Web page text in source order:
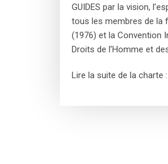
GUIDES par la vision,
tous les membres de la
(1976) et la Convention
Droits de l’Homme et
Lire la suite de la charte :